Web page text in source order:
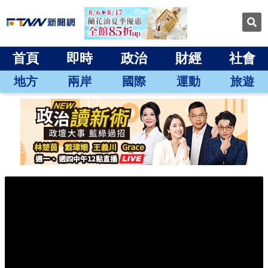
首頁 即時 政治 財經 社會
地方 兩岸 國際 運動 旅遊